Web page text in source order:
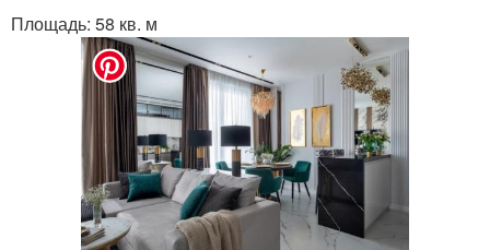
Площадь: 58 кв. м